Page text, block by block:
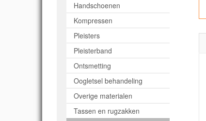
Handschoenen
Kompressen
Pleisters
Pleisterband
Ontsmetting
Oogletsel behandeling
Overige materialen
Tassen en rugzakken